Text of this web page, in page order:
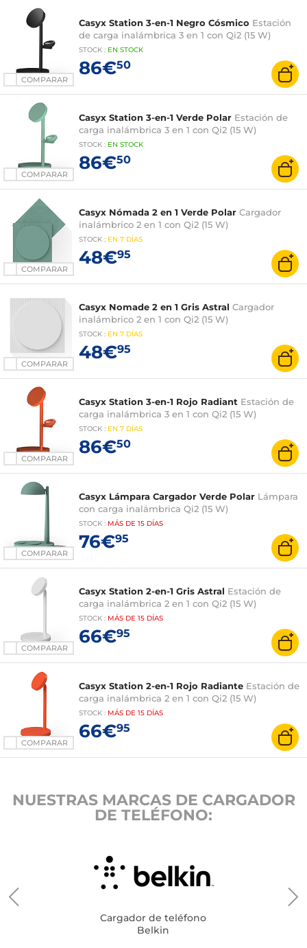
COMPARAR
Casyx Station 3-en-1 Negro Cósmico Estación
de carga inalámbrica 3 en 1 con Qi2 (15 W)
STOCK : EN STOCK
86€50
COMPARAR
Casyx Station 3-en-1 Verde Polar Estación de
carga inalámbrica 3 en 1 con Qi2 (15 W)
STOCK : EN STOCK
86€50
COMPARAR
Casyx Nómada 2 en 1 Verde Polar Cargador
inalámbrico 2 en 1 con Qi2 (15 W)
STOCK : EN 7 DÍAS
48€95
COMPARAR
Casyx Nomade 2 en 1 Gris Astral Cargador
inalámbrico 2 en 1 con Qi2 (15 W)
STOCK : EN 7 DÍAS
48€95
COMPARAR
Casyx Station 3-en-1 Rojo Radiant Estación de
carga inalámbrica 3 en 1 con Qi2 (15 W)
STOCK : EN 7 DÍAS
86€50
COMPARAR
Casyx Lámpara Cargador Verde Polar Lámpara
con carga inalámbrica Qi2 (15 W)
STOCK : MÁS DE 15 DÍAS
76€95
COMPARAR
Casyx Station 2-en-1 Gris Astral Estación de
carga inalámbrica 2 en 1 con Qi2 (15 W)
STOCK : MÁS DE 15 DÍAS
66€95
COMPARAR
Casyx Station 2-en-1 Rojo Radiante Estación de
carga inalámbrica 2 en 1 con Qi2 (15 W)
STOCK : MÁS DE 15 DÍAS
66€95
NUESTRAS MARCAS DE CARGADOR
DE TELÉFONO:
Cargador de teléfono
Belkin